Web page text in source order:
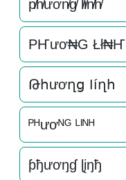
p̸h̸ươn̸g̸ l̸i̸n̸h̸
PҤươ₦G Łł₦Ҥ
Թհươղց Ӏíղհ
ᴾᴴươᴺᴳ ᴸᴵᴺᴴ
ƥђươŋɠ ɭįŋђ